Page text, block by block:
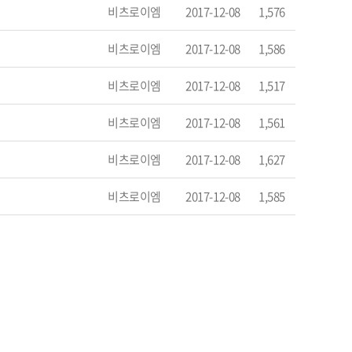
비츠로이엠 2017-12-08 1,576
비츠로이엠 2017-12-08 1,586
비츠로이엠 2017-12-08 1,517
비츠로이엠 2017-12-08 1,561
비츠로이엠 2017-12-08 1,627
비츠로이엠 2017-12-08 1,585